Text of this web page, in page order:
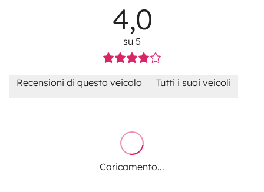
4,0
su 5
Recensioni di questo veicolo Tutti i suoi veicoli
Caricamento...